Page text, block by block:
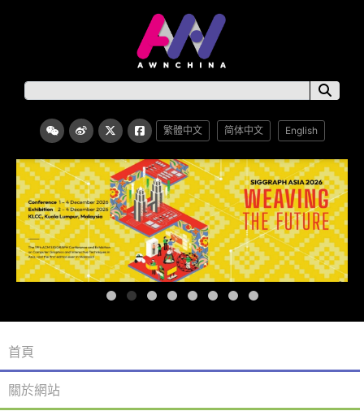
繁體中文 简体中文 English
首頁
關於網站